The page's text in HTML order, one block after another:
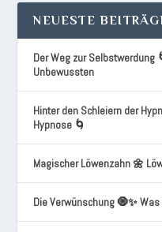
NEUESTE
Der Weg zur Selbstwerdung
Unbewussten
Hinter den Schleiern der
Hypnose 🌀
Magischer Löwenzahn 🌼
Die Verwünschung 🧿✨